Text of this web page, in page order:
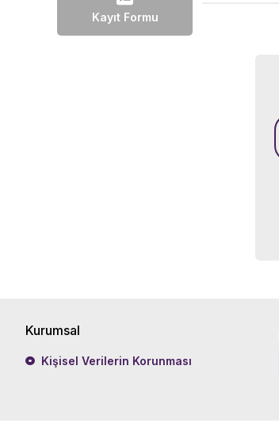
Kayıt Formu
Kurumsal
Kişisel Verilerin Korunması